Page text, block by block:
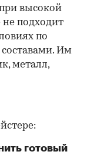
высокой
подходит
по
Им
металл,
готовый